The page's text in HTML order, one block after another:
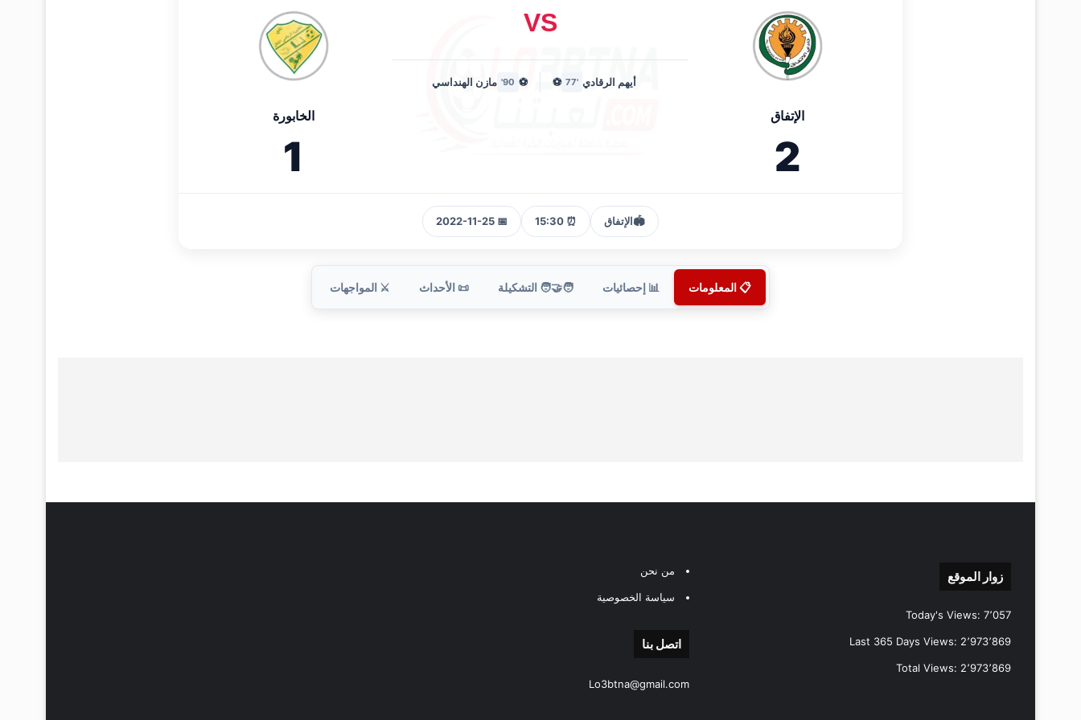
الإتفاق
2
VS
أيهم الرقادي '77
⚽
⚽
90' مازن الهنداسي
الخابورة
1
🏟️الإتفاق ⏰ 15:30
📅 2022-11-25
📋 المعلومات 📊 إحصائيات 🧑‍🤝‍🧑 التشكيلة 📜 الأحداث ⚔️ المواجهات
زوار الموقع
Today's Views: 7٬057
Last 365 Days Views: 2٬973٬869
Total Views: 2٬973٬869
من نحن
سياسة الخصوصية
اتصل بنا
Lo3btna@gmail.com